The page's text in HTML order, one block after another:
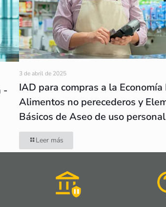
-
3 de abril de 2025
IAD para compras a la Economía
Alimentos no perecederos y
Básicos de Aseo de uso personal
Leer más